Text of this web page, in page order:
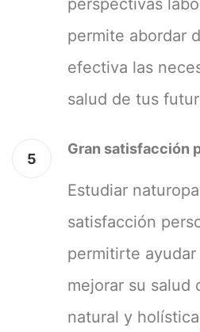
perspectivas
permite abordar
efectiva las
salud de tus
5
Gran satisfacción
Estudiar
satisfacción
permitirte ayudar
mejorar su salud
natural y